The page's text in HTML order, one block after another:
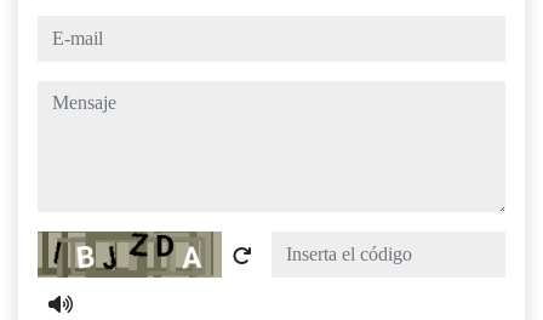
e-mail
mensaje
Captcha